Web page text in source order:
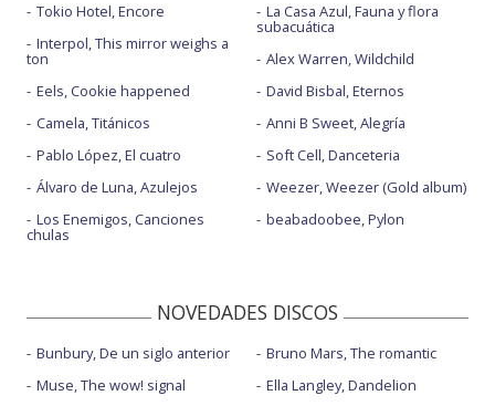
Tokio Hotel, Encore
Interpol, This mirror weighs a
ton
Eels, Cookie happened
Camela, Titánicos
Pablo López, El cuatro
Álvaro de Luna, Azulejos
Los Enemigos, Canciones
chulas
La Casa Azul, Fauna y flora
subacuática
Alex Warren, Wildchild
David Bisbal, Eternos
Anni B Sweet, Alegría
Soft Cell, Danceteria
Weezer, Weezer (Gold album)
beabadoobee, Pylon
NOVEDADES DISCOS
Bunbury, De un siglo anterior
Muse, The wow! signal
Bruno Mars, The romantic
Ella Langley, Dandelion